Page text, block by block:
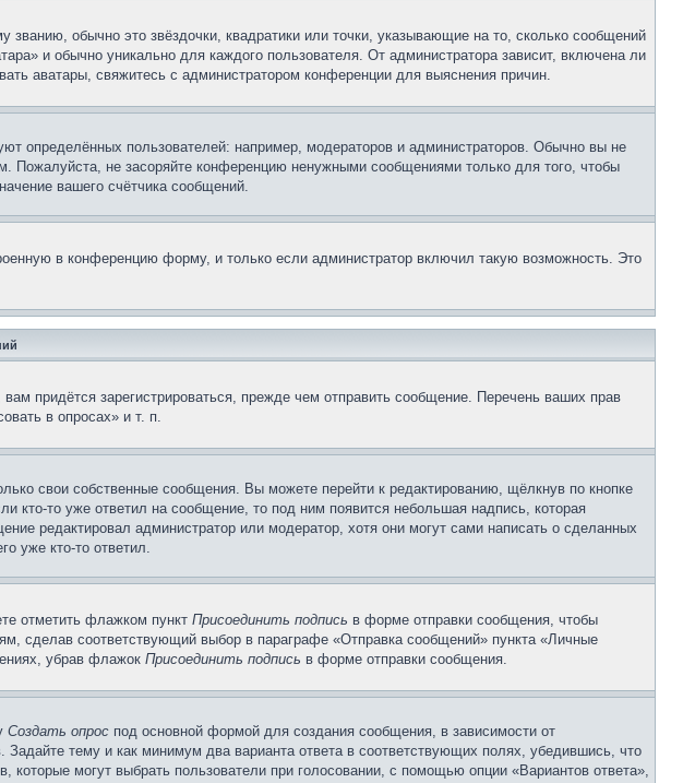
обычно это звёздочки, квадратики или точки, указывающие на то, сколько сообщений
и обычно уникально для каждого пользователя. От администратора зависит, включена ли
аватары, свяжитесь с администратором конференции для выяснения причин.
определённых пользователей: например, модераторов и администраторов. Обычно вы не
Пожалуйста, не засоряйте конференцию ненужными сообщениями только для того, чтобы
вашего счётчика сообщений.
в конференцию форму, и только если администратор включил такую возможность. Это
придётся зарегистрироваться, прежде чем отправить сообщение. Перечень ваших прав
в опросах» и т. п.
свои собственные сообщения. Вы можете перейти к редактированию, щёлкнув по кнопке
кто-то уже ответил на сообщение, то под ним появится небольшая надпись, которая
редактировал администратор или модератор, хотя они могут сами написать о сделанных
уже кто-то ответил.
отметить флажком пункт Присоединить подпись в форме отправки сообщения, чтобы
сделав соответствующий выбор в параграфе «Отправка сообщений» пункта «Личные
убрав флажок Присоединить подпись в форме отправки сообщения.
Создать опрос под основной формой для создания сообщения, в зависимости от
тему и как минимум два варианта ответа в соответствующих полях, убедившись, что
которые могут выбрать пользователи при голосовании, с помощью опции «Вариантов ответа»,